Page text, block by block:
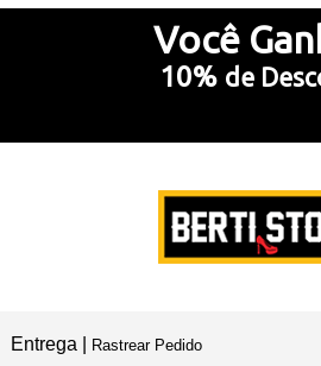
no Cartão de
5%
Você
10% de
Entrega | Rastrear Pedido